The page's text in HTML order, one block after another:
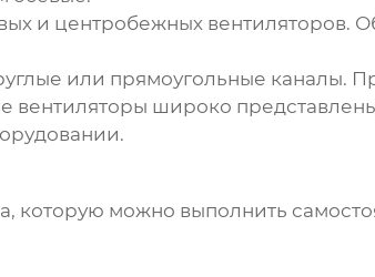
и центробежных вентиляторов.
или прямоугольные каналы.
вентиляторы широко
которую можно выполнить